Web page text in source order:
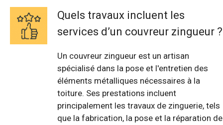
Quels travaux incluent les
services d’un couvreur zingueur ?
Un couvreur zingueur est un artisan
spécialisé dans la pose et l'entretien des
éléments métalliques nécessaires à la
toiture. Ses prestations incluent
principalement les travaux de zinguerie, tels
que la fabrication, la pose et la réparation de